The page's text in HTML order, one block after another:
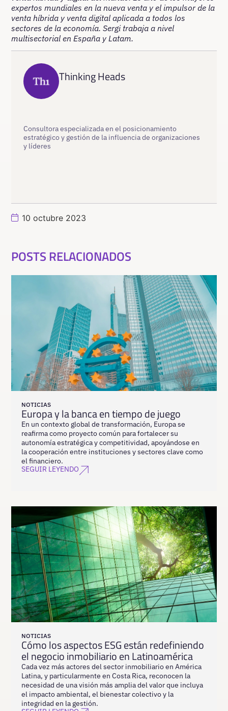
expertos mundiales en la nueva venta y el impulsor de la
venta híbrida y venta digital aplicada a todos los
sectores de la economía. Sergi trabaja a nivel
multisectorial en España y Latam.
Thinking Heads
Consultora especializada en el posicionamiento
estratégico y gestión de la influencia de organizaciones
y líderes
10 octubre 2023
POSTS RELACIONADOS
NOTICIAS
Europa y la banca en tiempo de juego
En un contexto global de transformación, Europa se
reafirma como proyecto común para fortalecer su
autonomía estratégica y competitividad, apoyándose en
la cooperación entre instituciones y sectores clave como
el financiero.
SEGUIR LEYENDO
NOTICIAS
Cómo los aspectos ESG están redefiniendo
el negocio inmobiliario en Latinoamérica
Cada vez más actores del sector inmobiliario en América
Latina, y particularmente en Costa Rica, reconocen la
necesidad de una visión más amplia del valor que incluya
el impacto ambiental, el bienestar colectivo y la
integridad en la gestión.